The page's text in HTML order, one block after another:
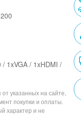
1xVGA / 1xHDMI /
от указанных на сайте,
покупки и оплаты.
характер и не